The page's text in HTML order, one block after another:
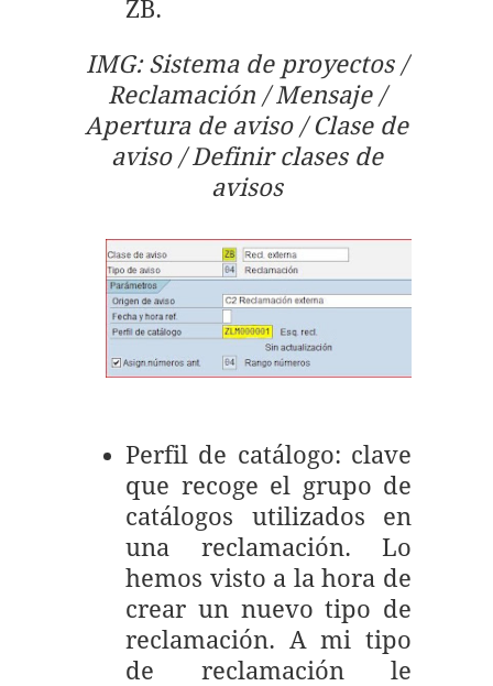
ZB.
IMG: Sistema de proyectos /
Reclamación / Mensaje /
Apertura de aviso / Clase de
aviso / Definir clases de
avisos
Perfil de catálogo: clave
que recoge el grupo de
catálogos utilizados en
una reclamación. Lo
hemos visto a la hora de
crear un nuevo tipo de
reclamación. A mi tipo
de reclamación le